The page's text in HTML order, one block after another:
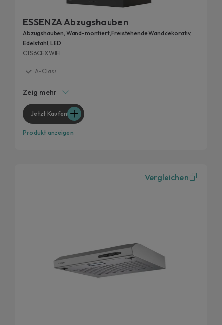
ESSENZA Abzugshauben
Abzugshauben, Wand-montiert, Freistehende Wand dekorativ,
Edelstahl, LED
CTS6CEXWIFI
A-Class
Verzögertes Ausschalten
Niedriger Geräuschpegel
Kohlefilter
Zeig mehr
Jetzt Kaufen
Produkt anzeigen
Vergleichen